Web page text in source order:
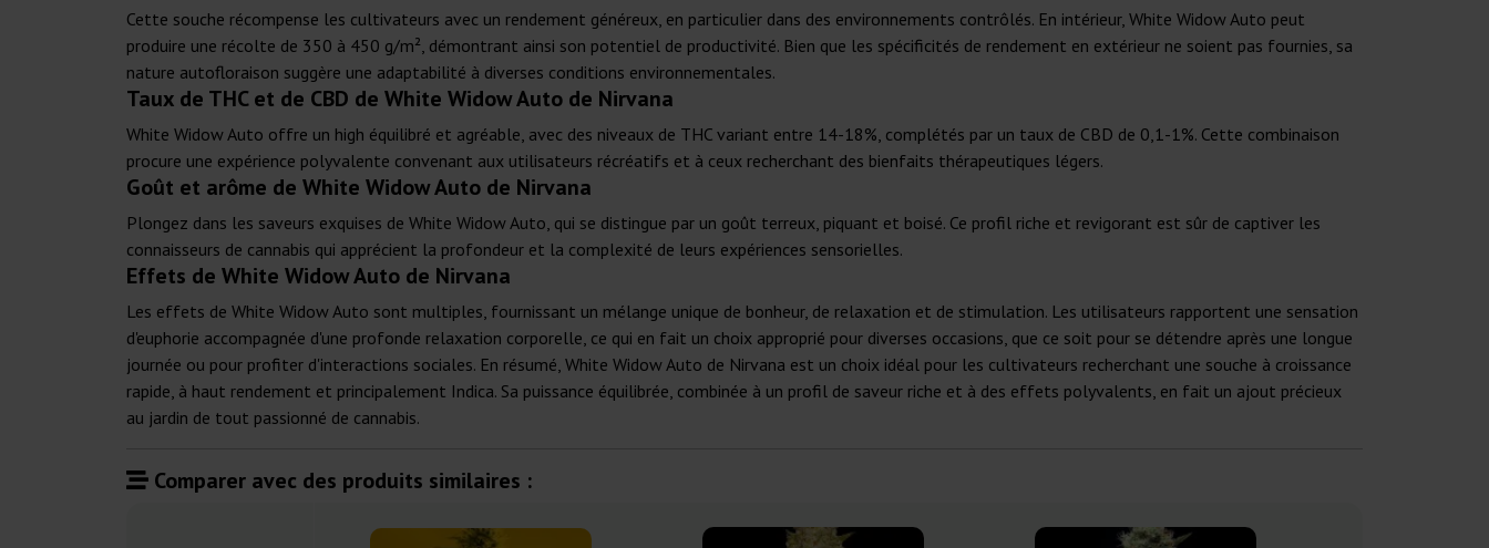
Cette souche récompense les cultivateurs avec un rendement généreux, en particulier dans des environnements contrôlés. En intérieur, White Widow Auto peut
produire une récolte de 350 à 450 g/m², démontrant ainsi son potentiel de productivité. Bien que les spécificités de rendement en extérieur ne soient pas fournies, sa
nature autofloraison suggère une adaptabilité à diverses conditions environnementales.
Taux de THC et de CBD de White Widow Auto de Nirvana
White Widow Auto offre un high équilibré et agréable, avec des niveaux de THC variant entre 14-18%, complétés par un taux de CBD de 0,1-1%. Cette combinaison
procure une expérience polyvalente convenant aux utilisateurs récréatifs et à ceux recherchant des bienfaits thérapeutiques légers.
Goût et arôme de White Widow Auto de Nirvana
Plongez dans les saveurs exquises de White Widow Auto, qui se distingue par un goût terreux, piquant et boisé. Ce profil riche et revigorant est sûr de captiver les
connaisseurs de cannabis qui apprécient la profondeur et la complexité de leurs expériences sensorielles.
Effets de White Widow Auto de Nirvana
Les effets de White Widow Auto sont multiples, fournissant un mélange unique de bonheur, de relaxation et de stimulation. Les utilisateurs rapportent une sensation
d'euphorie accompagnée d'une profonde relaxation corporelle, ce qui en fait un choix approprié pour diverses occasions, que ce soit pour se détendre après une longue
journée ou pour profiter d'interactions sociales. En résumé, White Widow Auto de Nirvana est un choix idéal pour les cultivateurs recherchant une souche à croissance
rapide, à haut rendement et principalement Indica. Sa puissance équilibrée, combinée à un profil de saveur riche et à des effets polyvalents, en fait un ajout précieux
au jardin de tout passionné de cannabis.
Comparer avec des produits similaires :